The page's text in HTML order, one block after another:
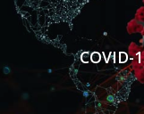
COVID-